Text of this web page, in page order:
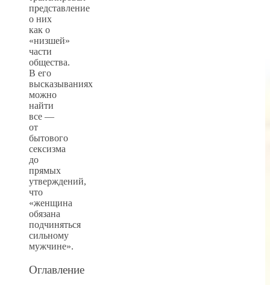
представление
о них
как о
«низшей»
части
общества.
В его
высказываниях
можно
найти
все —
от
бытового
сексизма
до
прямых
утверждений,
что
«женщина
обязана
подчиняться
сильному
мужчине».
Оглавление